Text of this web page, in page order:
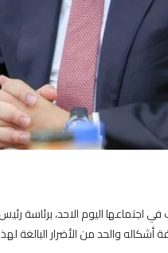
في اجتماعها اليوم الاحد، برئاسة
أشكاله والحد من الأضرار